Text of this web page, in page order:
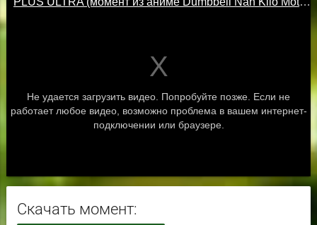
Скачать момент: